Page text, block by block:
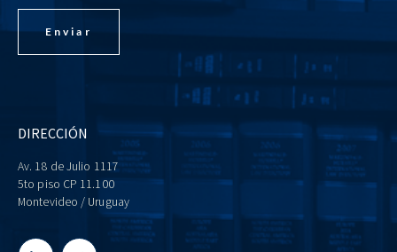
DIRECCIÓN
Av. 18 de Julio 1117
5to piso CP 11.100
Montevideo / Uruguay